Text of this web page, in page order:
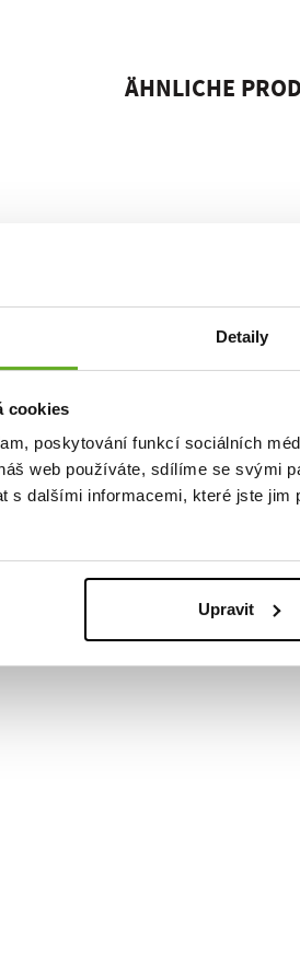
Detaily
cookies
poskytování funkcí sociálních
web používáte, sdílíme se svými
s dalšími informacemi, které jste
Upravit
ÄHNLICHE